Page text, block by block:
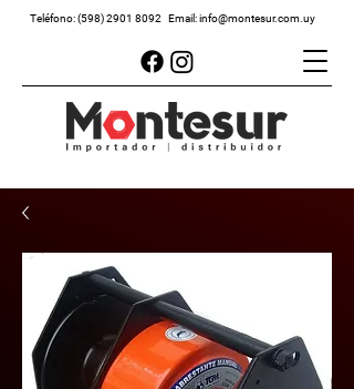
Teléfono:(598) 2901 8092 Email:info@montesur.com.uy